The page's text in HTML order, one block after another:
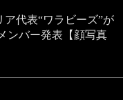
ア代表“ワラビーズ”が
ンバー発表【顔写真